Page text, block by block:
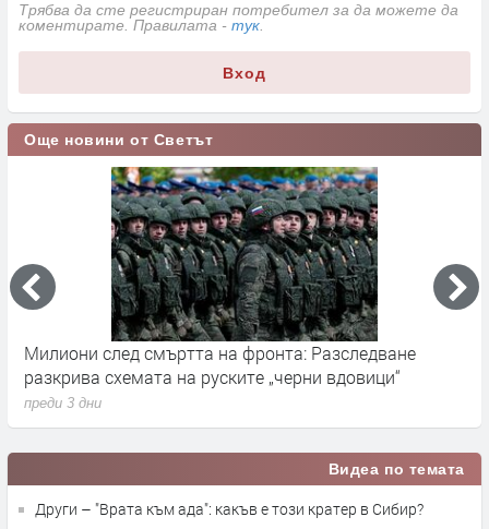
Трябва да сте регистриран потребител за да можете да
коментирате. Правилата - тук
Вход
Още новини от Светът
на фронта: Разследване
руските „черни вдовици“
Германските служби
влияние върху местния
Видеа по темата
Други – "Врата към ада": какъв е този кратер в Сибир?